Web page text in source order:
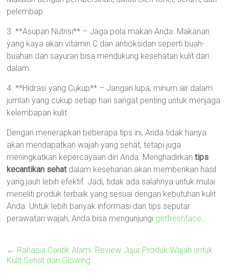
pelembap.
3. **Asupan Nutrisi** – Jaga pola makan Anda. Makanan
yang kaya akan vitamin C dan antioksidan seperti buah-
buahan dan sayuran bisa mendukung kesehatan kulit dari
dalam.
4. **Hidrasi yang Cukup** – Jangan lupa, minum air dalam
jumlah yang cukup setiap hari sangat penting untuk menjaga
kelembapan kulit.
Dengan menerapkan beberapa tips ini, Anda tidak hanya
akan mendapatkan wajah yang sehat, tetapi juga
meningkatkan kepercayaan diri Anda. Menghadirkantips
kecantikan sehatdalam keseharian akan memberikan hasil
yang jauh lebih efektif. Jadi, tidak ada salahnya untuk mulai
meneliti produk terbaik yang sesuai dengan kebutuhan kulit
Anda. Untuk lebih banyak informasi dan tips seputar
perawatan wajah, Anda bisa mengunjungi getfreshface.
← Rahasia Cantik Alami: Review Jujur Produk Wajah untuk
Kulit Sehat dan Glowing